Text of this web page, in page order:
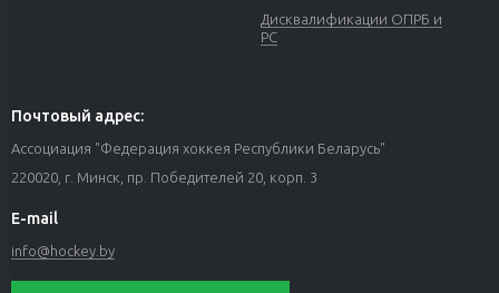
Дисквалификации ОПРБ и
РС
Почтовый адрес:
Ассоциация "Федерация хоккея Республики Беларусь"
220020, г. Минск, пр. Победителей 20, корп. 3
E-mail
info@hockey.by